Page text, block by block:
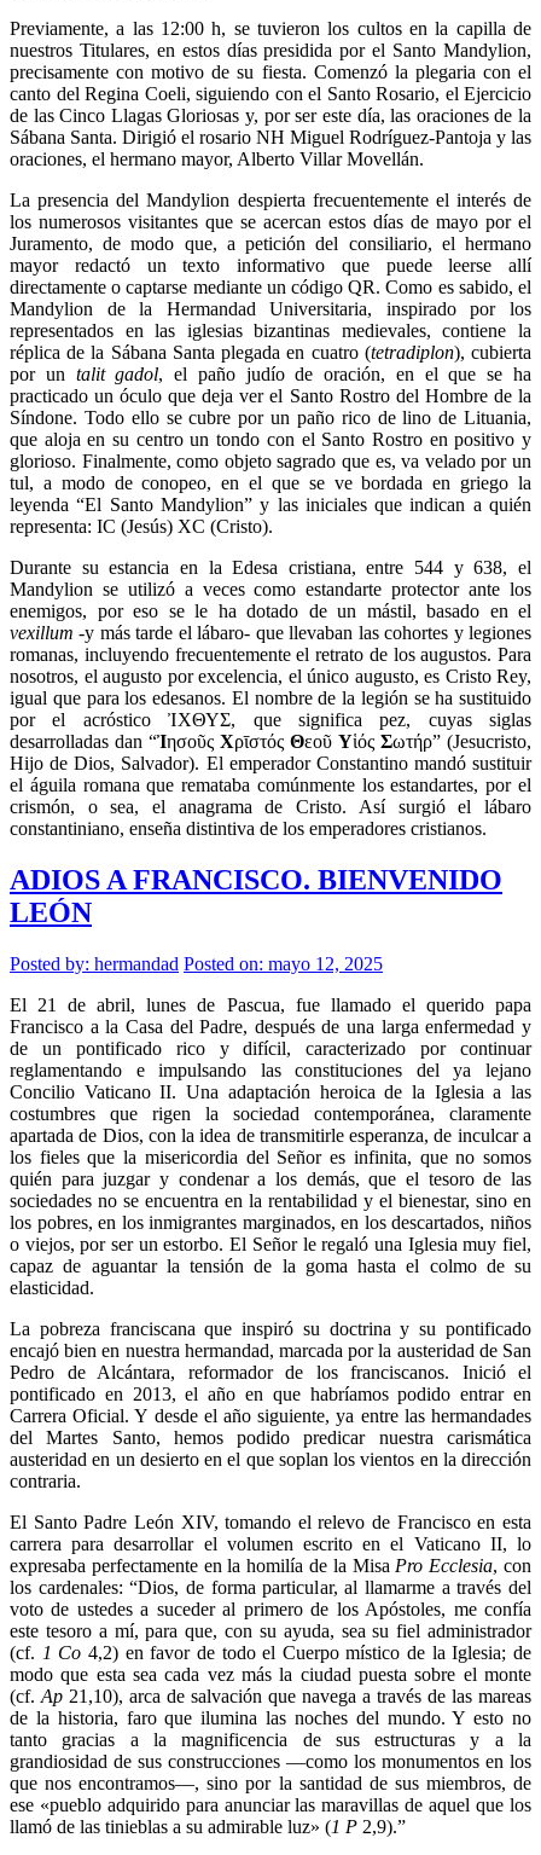
Previamente, a las 12:00 h, se tuvieron los cultos en la capilla de
nuestros Titulares, en estos días presidida por el Santo Mandylion,
precisamente con motivo de su fiesta. Comenzó la plegaria con el
canto del Regina Coeli, siguiendo con el Santo Rosario, el Ejercicio
de las Cinco Llagas Gloriosas y, por ser este día, las oraciones de la
Sábana Santa. Dirigió el rosario NH Miguel Rodríguez-Pantoja y las
oraciones, el hermano mayor, Alberto Villar Movellán.
La presencia del Mandylion despierta frecuentemente el interés de
los numerosos visitantes que se acercan estos días de mayo por el
Juramento, de modo que, a petición del consiliario, el hermano
mayor redactó un texto informativo que puede leerse allí
directamente o captarse mediante un código QR. Como es sabido, el
Mandylion de la Hermandad Universitaria, inspirado por los
representados en las iglesias bizantinas medievales, contiene la
réplica de la Sábana Santa plegada en cuatro (tetradiplon), cubierta
por un talit gadol, el paño judío de oración, en el que se ha
practicado un óculo que deja ver el Santo Rostro del Hombre de la
Síndone. Todo ello se cubre por un paño rico de lino de Lituania,
que aloja en su centro un tondo con el Santo Rostro en positivo y
glorioso. Finalmente, como objeto sagrado que es, va velado por un
tul, a modo de conopeo, en el que se ve bordada en griego la
leyenda “El Santo Mandylion” y las iniciales que indican a quién
representa: IC (Jesús) XC (Cristo).
Durante su estancia en la Edesa cristiana, entre 544 y 638, el
Mandylion se utilizó a veces como estandarte protector ante los
enemigos, por eso se le ha dotado de un mástil, basado en el
vexillum -y más tarde el lábaro- que llevaban las cohortes y legiones
romanas, incluyendo frecuentemente el retrato de los augustos. Para
nosotros, el augusto por excelencia, el único augusto, es Cristo Rey,
igual que para los edesanos. El nombre de la legión se ha sustituido
por el acróstico ἸΧΘΥΣ, que significa pez, cuyas siglas
desarrolladas dan “Ἰησοῦς Χρῑστός Θεοῦ Υἱός Σωτήρ” (Jesucristo,
Hijo de Dios, Salvador). El emperador Constantino mandó sustituir
el águila romana que remataba comúnmente los estandartes, por el
crismón, o sea, el anagrama de Cristo. Así surgió el lábaro
constantiniano, enseña distintiva de los emperadores cristianos.
ADIOS A FRANCISCO. BIENVENIDO
LEÓN
Posted by: hermandad Posted on: mayo 12, 2025
El 21 de abril, lunes de Pascua, fue llamado el querido papa
Francisco a la Casa del Padre, después de una larga enfermedad y
de un pontificado rico y difícil, caracterizado por continuar
reglamentando e impulsando las constituciones del ya lejano
Concilio Vaticano II. Una adaptación heroica de la Iglesia a las
costumbres que rigen la sociedad contemporánea, claramente
apartada de Dios, con la idea de transmitirle esperanza, de inculcar a
los fieles que la misericordia del Señor es infinita, que no somos
quién para juzgar y condenar a los demás, que el tesoro de las
sociedades no se encuentra en la rentabilidad y el bienestar, sino en
los pobres, en los inmigrantes marginados, en los descartados, niños
o viejos, por ser un estorbo. El Señor le regaló una Iglesia muy fiel,
capaz de aguantar la tensión de la goma hasta el colmo de su
elasticidad.
La pobreza franciscana que inspiró su doctrina y su pontificado
encajó bien en nuestra hermandad, marcada por la austeridad de San
Pedro de Alcántara, reformador de los franciscanos. Inició el
pontificado en 2013, el año en que habríamos podido entrar en
Carrera Oficial. Y desde el año siguiente, ya entre las hermandades
del Martes Santo, hemos podido predicar nuestra carismática
austeridad en un desierto en el que soplan los vientos en la dirección
contraria.
El Santo Padre León XIV, tomando el relevo de Francisco en esta
carrera para desarrollar el volumen escrito en el Vaticano II, lo
expresaba perfectamente en la homilía de la Misa Pro Ecclesia, con
los cardenales: “Dios, de forma particular, al llamarme a través del
voto de ustedes a suceder al primero de los Apóstoles, me confía
este tesoro a mí, para que, con su ayuda, sea su fiel administrador
(cf. 1 Co 4,2) en favor de todo el Cuerpo místico de la Iglesia; de
modo que esta sea cada vez más la ciudad puesta sobre el monte
(cf. Ap 21,10), arca de salvación que navega a través de las mareas
de la historia, faro que ilumina las noches del mundo. Y esto no
tanto gracias a la magnificencia de sus estructuras y a la
grandiosidad de sus construcciones —como los monumentos en los
que nos encontramos—, sino por la santidad de sus miembros, de
ese «pueblo adquirido para anunciar las maravillas de aquel que los
llamó de las tinieblas a su admirable luz» (1 P 2,9).”